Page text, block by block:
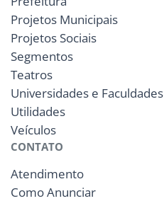
Projetos Municipais
Projetos Sociais
Segmentos
Teatros
Universidades e Faculdades
Utilidades
Veículos
CONTATO
Atendimento
Como Anunciar